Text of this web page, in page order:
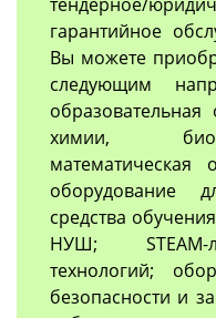
гарантийное
Вы можете
следующим
образовательная
химии,
математическая
оборудование
средства
НУШ; STEAM-
технологий;
безопасности и